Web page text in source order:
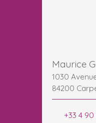
1030
84200
+33 4 90